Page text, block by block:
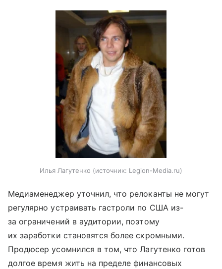
Илья Лагутенко источник: Legion-Media.ru
Медиаменеджер уточнил, что релоканты не могут
регулярно устраивать гастроли по США из-
за ограничений в аудитории, поэтому
их заработки становятся более скромными.
Продюсер усомнился в том, что Лагутенко готов
долгое время жить на пределе финансовых